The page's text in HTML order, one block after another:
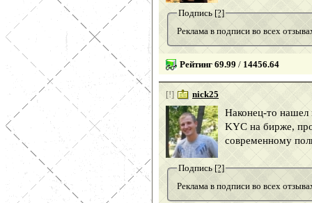
Подпись [?]
Реклама в подписи во всех
Рейтинг 69.99 / 14456.64
[!] nick25
Наконец-то нашел
KYC на бирже,
современному
Подпись [?]
Реклама в подписи во всех